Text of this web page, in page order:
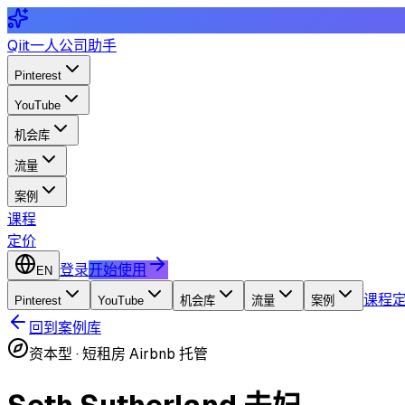
Qiit一人公司助手
Pinterest
YouTube
机会库
流量
案例
课程
定价
EN 登录开始使用
Pinterest YouTube 机会库 流量 案例 课程
回到案例库
资本型 ·短租房 Airbnb 托管